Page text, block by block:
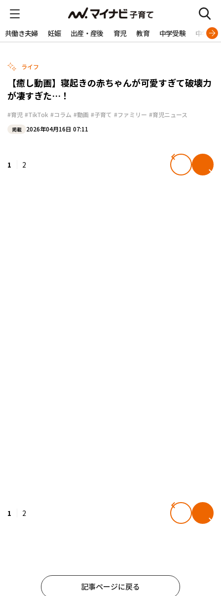
共働き夫婦 妊娠 出産・産後 育児 教育 中学受験 中学生
ライフ
【癒し動画】寝起きの赤ちゃんが可愛すぎて破壊力
が凄すぎた…！
#育児 #TikTok #コラム #動画 #子育て #ファミリー #育児ニュース
掲載 2026年04月16日 07:11
1 2
1 2
記事ページに戻る